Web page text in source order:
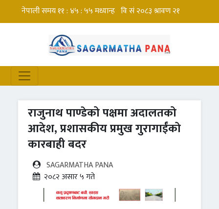
राजुनाथ पाण्डेको पक्षमा अदालतको
आदेश, प्रशासकीय प्रमुख गुरागाईंको
कारबाही बदर
SAGARMATHA PANA
२०८२ असार ५ गते